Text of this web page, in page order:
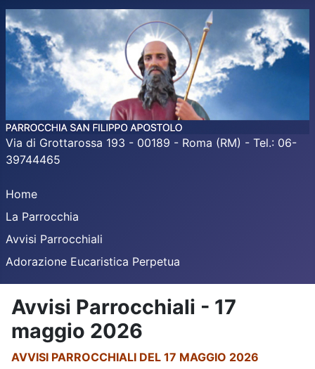
Via di Grottarossa 193 - 00189 - Roma (RM) - Tel.: 06-
39744465
Home
La Parrocchia
Avvisi Parrocchiali
Adorazione Eucaristica Perpetua
Avvisi Parrocchiali - 17
maggio 2026
AVVISI PARROCCHIALI DEL 17 MAGGIO 2026